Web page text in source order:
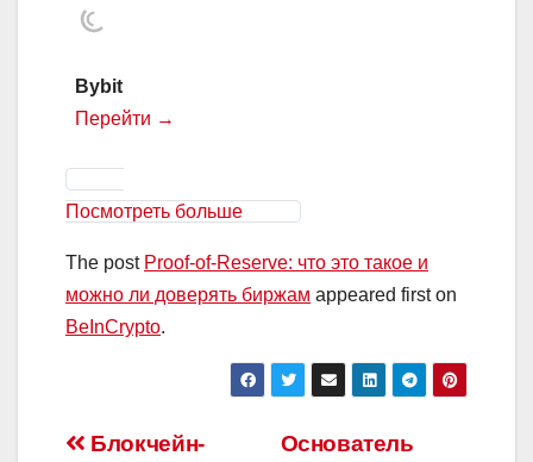
Bybit
Перейти →
Посмотреть больше
The post Proof-of-Reserve: что это такое и
можно ли доверять биржам appeared first on
BeInCrypto.
Навигация
Основатель
Блокчейн-